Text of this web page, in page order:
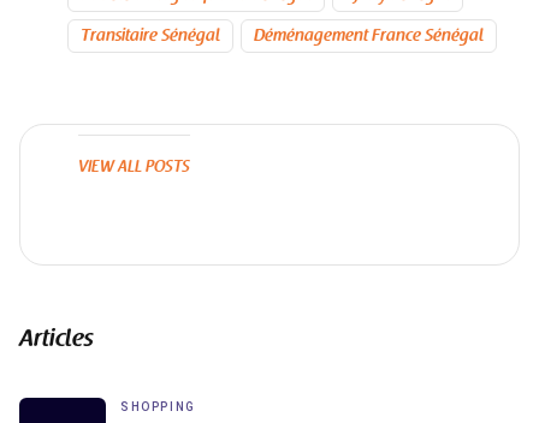
Transitaire Sénégal Déménagement France Sénégal
VIEW ALL POSTS
Articles
SHOPPING